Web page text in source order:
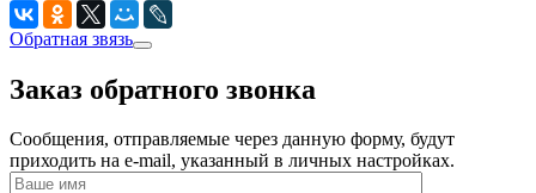
Обратная звязь
Заказ обратного звонка
Сообщения, отправляемые через данную форму, будут
приходить на e-mail, указанный в личных настройках.